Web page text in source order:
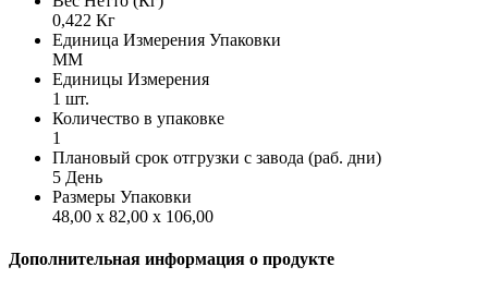
0,422 Кг
Единица Измерения Упаковки
MM
Единицы Измерения
1 шт.
Количество в упаковке
1
Плановый срок отгрузки с завода (раб. дни)
5 День
Размеры Упаковки
48,00 x 82,00 x 106,00
Дополнительная информация о продукте